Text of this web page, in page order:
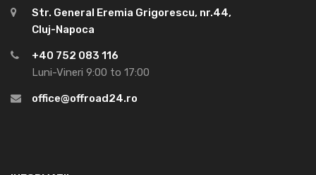
Str. General Eremia Grigorescu, nr.44,
Cluj-Napoca
+40 752 083 116
Luni-Vineri 9:00 to 17:00
office@offroad24.ro